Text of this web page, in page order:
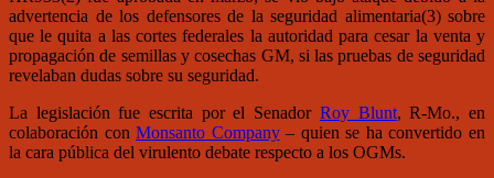
advertencia de los defensores de la seguridad alimentaria(3) sobre
que le quita a las cortes federales la autoridad para cesar la venta y
propagación de semillas y cosechas GM, si las pruebas de seguridad
revelaban dudas sobre su seguridad.
La legislación fue escrita por el Senador Roy Blunt, R-Mo., en
colaboración conMonsanto Company– quien se ha convertido en
la cara pública del virulento debate respecto a los OGMs.